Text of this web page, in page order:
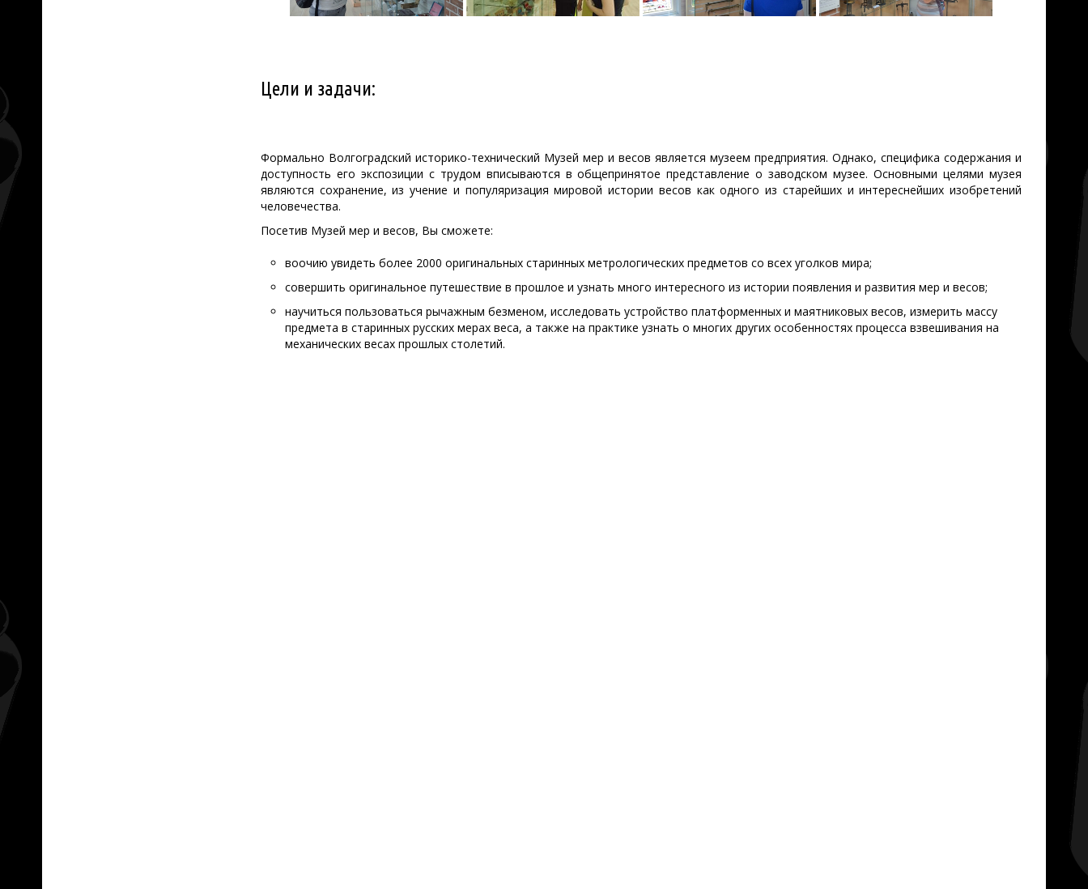
Цели и задачи:
Формально Волгоградский историко-технический Музей мер и весов является музеем предприятия. Однако, специфика содержания и
доступность его экспозиции с трудом вписываются в общепринятое представление о заводском музее. Основными целями музея
являются сохранение, из учение и популяризация мировой истории весов как одного из старейших и интереснейших изобретений
человечества.
Посетив Музей мер и весов, Вы сможете:
воочию увидеть более 2000 оригинальных старинных метрологических предметов со всех уголков мира;
совершить оригинальное путешествие в прошлое и узнать много интересного из истории появления и развития мер и весов;
научиться пользоваться рычажным безменом, исследовать устройство платформенных и маятниковых весов, измерить массу
предмета в старинных русских мерах веса, а также на практике узнать о многих других особенностях процесса взвешивания на
механических весах прошлых столетий.